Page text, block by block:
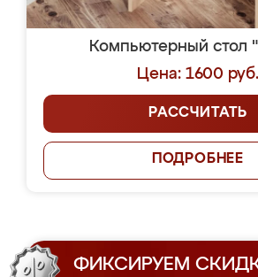
Компьютерный стол
Цена: 1600 руб.
РАССЧИТАТЬ
ПОДРОБНЕЕ
ФИКСИРУЕМ